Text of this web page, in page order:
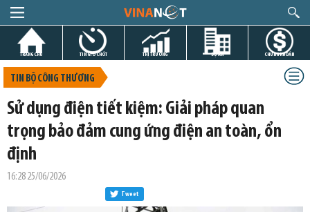
TRANG CHỦ TIN GIỜ CHÓT THỊ TRƯỜNG DỰ ÁN CHỨNG KHOÁN
TIN BỘ CÔNG THƯƠNG
Sử dụng điện tiết kiệm: Giải pháp quan
trọng bảo đảm cung ứng điện an toàn, ổn
định
16:28 25/06/2026
Tweet